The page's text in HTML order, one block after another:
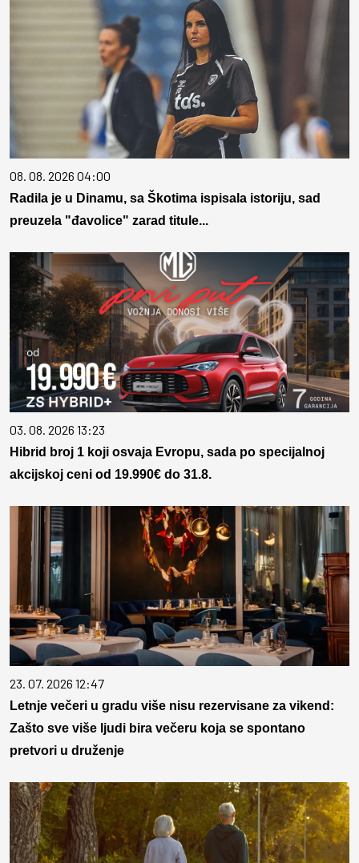
08. 08. 2026 04:00
Radila je u Dinamu, sa Škotima ispisala istoriju, sad
preuzela "đavolice" zarad titule...
03. 08. 2026 13:23
Hibrid broj 1 koji osvaja Evropu, sada po specijalnoj
akcijskoj ceni od 19.990€ do 31.8.
23. 07. 2026 12:47
Letnje večeri u gradu više nisu rezervisane za vikend:
Zašto sve više ljudi bira večeru koja se spontano
pretvori u druženje